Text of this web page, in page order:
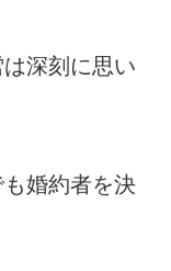
深刻に思い
婚約者を決